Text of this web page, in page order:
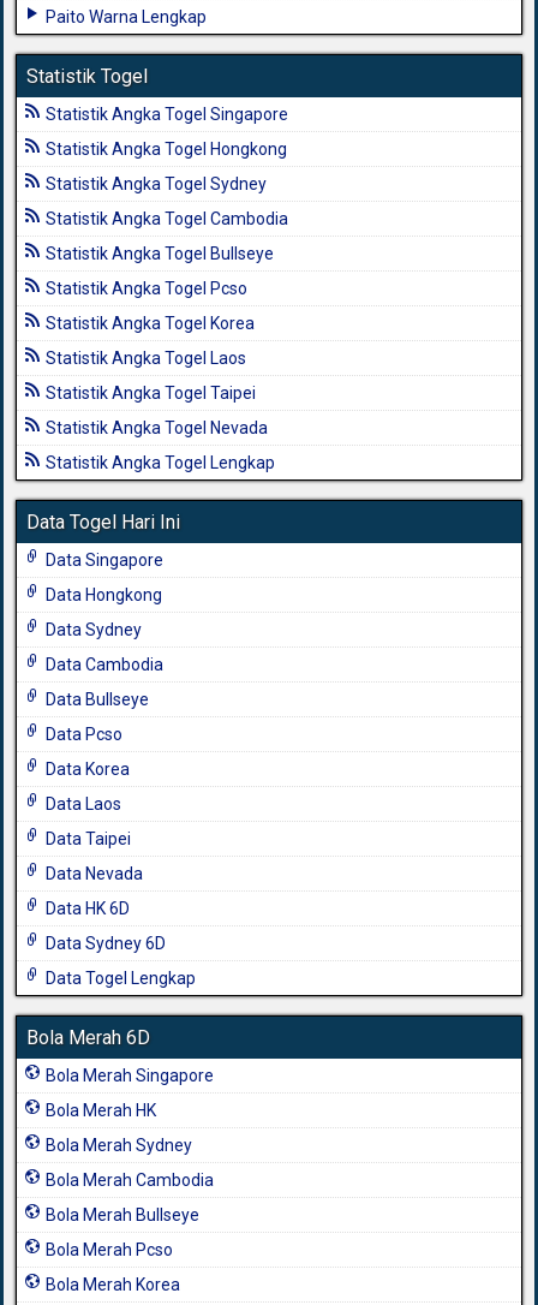
Paito Warna Lengkap
Statistik Togel
Statistik Angka Togel Singapore
Statistik Angka Togel Hongkong
Statistik Angka Togel Sydney
Statistik Angka Togel Cambodia
Statistik Angka Togel Bullseye
Statistik Angka Togel Pcso
Statistik Angka Togel Korea
Statistik Angka Togel Laos
Statistik Angka Togel Taipei
Statistik Angka Togel Nevada
Statistik Angka Togel Lengkap
Data Togel Hari Ini
Data Singapore
Data Hongkong
Data Sydney
Data Cambodia
Data Bullseye
Data Pcso
Data Korea
Data Laos
Data Taipei
Data Nevada
Data HK 6D
Data Sydney 6D
Data Togel Lengkap
Bola Merah 6D
Bola Merah Singapore
Bola Merah HK
Bola Merah Sydney
Bola Merah Cambodia
Bola Merah Bullseye
Bola Merah Pcso
Bola Merah Korea